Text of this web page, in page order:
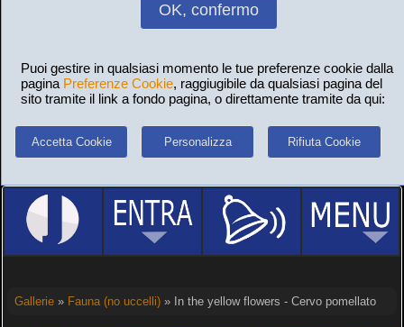
OK, confermo
Puoi gestire in qualsiasi momento le tue preferenze cookie dalla
pagina Preferenze Cookie, raggiugibile da qualsiasi pagina del
sito tramite il link a fondo pagina, o direttamente tramite da qui:
Accetta Cookie Personalizza Rifiuta Cookie
Gallerie» Fauna (no uccelli)» In the yellow flowers - Cervo pomellato